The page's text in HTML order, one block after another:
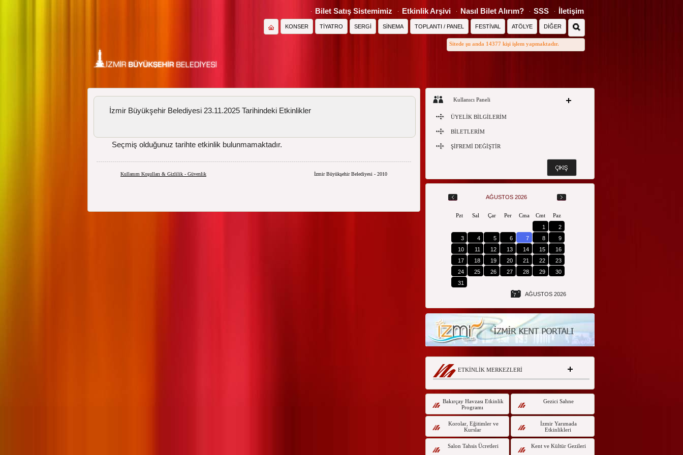
İletişim
SSS
Nasıl Bilet Alırım?
Etkinlik Arşivi
Bilet Satış Sistemimiz
DİĞER
ATÖLYE
FESTİVAL
TOPLANTI / PANEL
SİNEMA
SERGİ
TİYATRO
KONSER
Sitede şu anda 14377 kişi işlem yapmaktadır.
İzmir Büyükşehir Belediyesi 23.11.2025 Tarihindeki Etkinlikler
Seçmiş olduğunuz tarihte etkinlik bulunmamaktadır.
Kullanım Koşulları & Gizlilik - Güvenlik İzmir Büyükşehir Belediyesi - 2010
Kullanıcı Paneli
ÜYELİK BİLGİLERİM
BİLETLERİM
ŞİFREMİ DEĞİŞTİR
AĞUSTOS 2026
Pzt Sal Çar Per Cma Cmt
Paz
1
2
3
4 5 6 7 8
9
10
11 12 13 14 15
16
17
18 19 20 21 22
23
24
25 26 27 28 29
30
31
AĞUSTOS 2026
7
ETKİNLİK MERKEZLERİ
Bakırçay Havzası Etkinlik
Programı
Gezici Sahne
Korolar, Eğitimler ve
Kurslar
İzmir Yarımada
Etkinlikleri
Salon Tahsis Ücretleri Kent ve Kültür Gezileri